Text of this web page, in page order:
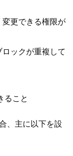
更できる権限が
ックが重複して
ること
、主に以下を設